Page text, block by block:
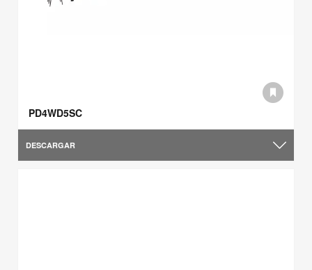
PD4WD5SC
DESCARGAR